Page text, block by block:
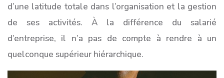
d’une latitude totale dans l’organisation et la gestion
de ses activités. À la différence du salarié
d’entreprise, il n’a pas de compte à rendre à un
quelconque supérieur hiérarchique.